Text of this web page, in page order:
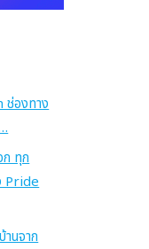
องทาง
ก ทุก
Pride
านจาก